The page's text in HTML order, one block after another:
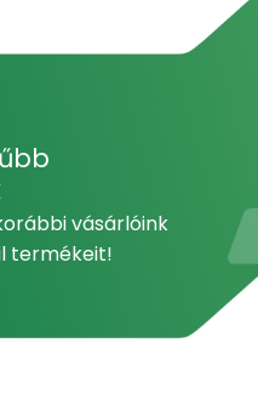
vásárlóink
termékeit!